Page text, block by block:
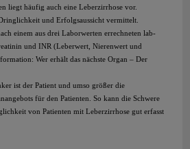
liegt häufig auch eine Leberzirrhose vor.
und Erfolgsaussicht vermittelt.
einem aus drei Laborwerten errechneten lab-
und INR (Leberwert, Nierenwert und
Wer erhält das nächste Organ – Der
ist der Patient und umso größer die
für den Patienten. So kann die Schwere
von Patienten mit Leberzirrhose gut erfasst